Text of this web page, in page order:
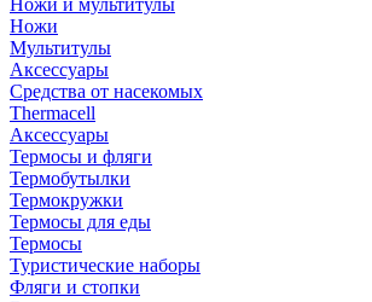
Ножи и мультитулы
Ножи
Мультитулы
Аксессуары
Средства от насекомых
Thermacell
Аксессуары
Термосы и фляги
Термобутылки
Термокружки
Термосы для еды
Термосы
Туристические наборы
Фляги и стопки